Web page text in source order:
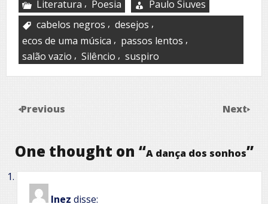
Literatura , Poesia
Paulo Siuves
cabelos negros , desejos ,
ecos de uma música , passos lentos ,
salão vazio , Silêncio , suspiro
Previous Next
One thought on “A dança dos sonhos”
Inez disse: